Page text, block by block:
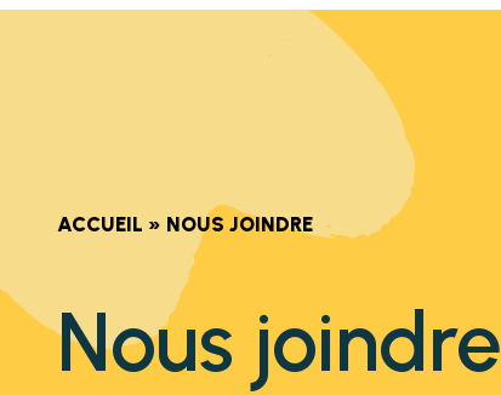
ACCUEIL » NOUS JOINDRE
Nous joindre